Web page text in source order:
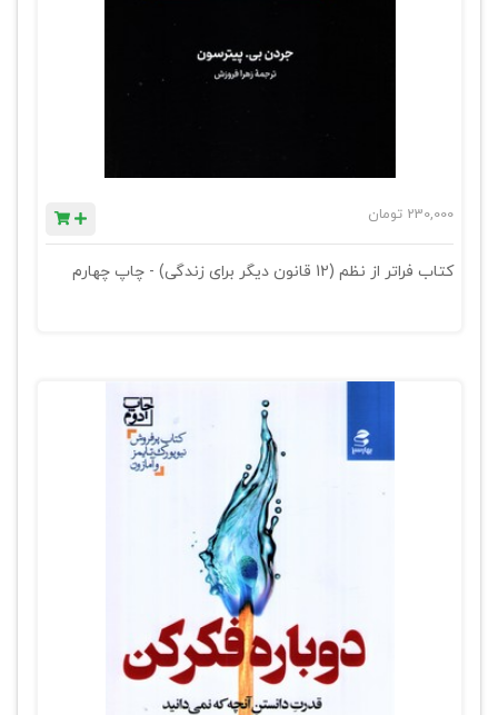
230,000 تومان
کتاب فراتر از نظم (12 قانون دیگر برای زندگی) - چاپ چهارم